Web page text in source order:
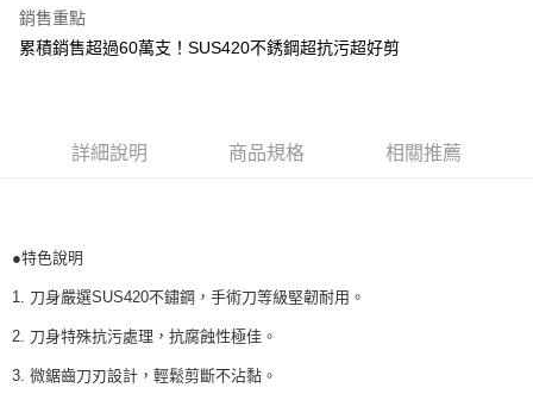
全盈+PAY
1.本服務由台灣大哥大提供，台灣大哥大用戶可立即使用無須另外申請。
4.訂單成立30分鐘內，如未前往確認交易或遇審核未通過，訂單將自動取
消。如遇「轉專審核」未通過狀況，表示未達大哥付你分期系統評分，恕無
法說明評估內容。
【繳款方式說明】
醒簡訊。
AFTEE先享後付
便利好安心！
２．便利：只要手機號碼，簡訊認證，即可結帳。
１．於結帳方式選擇「AFTEE先享後付」後，將跳轉至「AFTEE先享後付」
相關說明
會員帳號後，即可在購物車使用 Hami Point 折抵消費金額 (1點等於1元)。
ATM付款
銷售重點
累積銷售超過60萬支！SUS420不銹鋼超抗污超好剪
詳細說明 商品規格 相關推薦
●特色說明
1. 刀身嚴選SUS420不鏽鋼，手術刀等級堅韌耐用。
2. 刀身特殊抗污處理，抗腐蝕性極佳。
3. 微鋸齒刀刃設計，輕鬆剪斷不沾黏。